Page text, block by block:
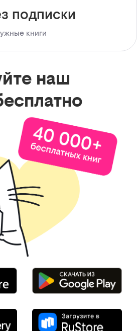
подписки
книги
наш